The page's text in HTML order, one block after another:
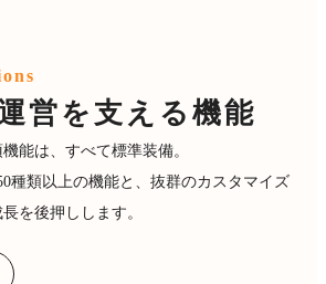
営を支える機能
能は、すべて標準装備。
種類以上の機能と、抜群のカスタマイズ
を後押しします。